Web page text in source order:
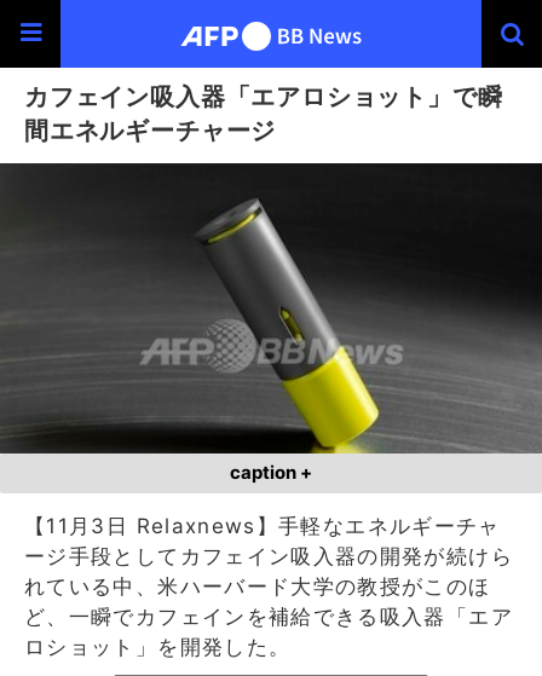
カフェイン吸入器「エアロショット」で瞬
間エネルギーチャージ
caption +
【11月3日 Relaxnews】手軽なエネルギーチャ
ージ手段としてカフェイン吸入器の開発が続けら
れている中、米ハーバード大学の教授がこのほ
ど、一瞬でカフェインを補給できる吸入器「エア
ロショット」を開発した。